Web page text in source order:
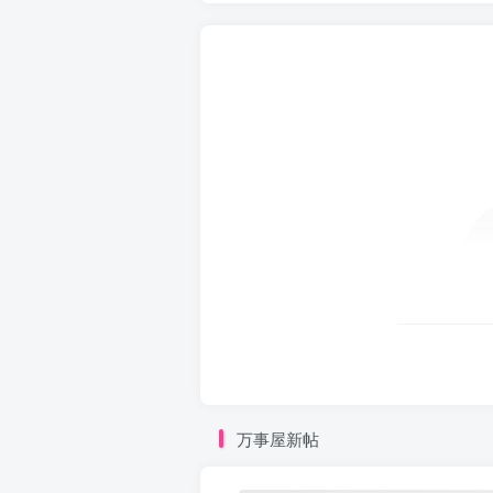
万事屋新帖